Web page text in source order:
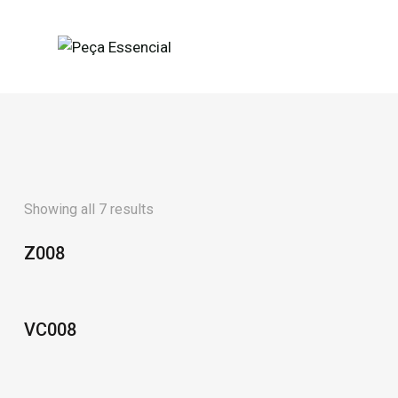
Showing all 7 results
Z008
VC008